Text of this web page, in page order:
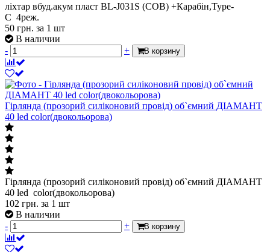
ліхтар вбуд.акум пласт BL-J031S (COB) +Карабін,Type-
C 4реж.
50 грн. за 1 шт
В наличии
-
+ В корзину
Гірлянда (прозорий силіконовий провід) об`ємний ДІАМАНТ
40 led color(двокольорова)
Гірлянда (прозорий силіконовий провід) об`ємний ДІАМАНТ
40 led color(двокольорова)
102 грн. за 1 шт
В наличии
-
+ В корзину